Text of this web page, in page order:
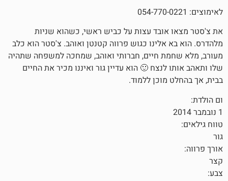
עצות על כביש ראשי, כשהוא שניות
כגוש פרווה קטנטן ואוהב. צ'סטר הוא כלב
חיים, חברותי ואוהב, שמחכה למשפחה שתהיה
🙂 הוא עדיין גור ואיננו מכיר את החיים
ללמוד.